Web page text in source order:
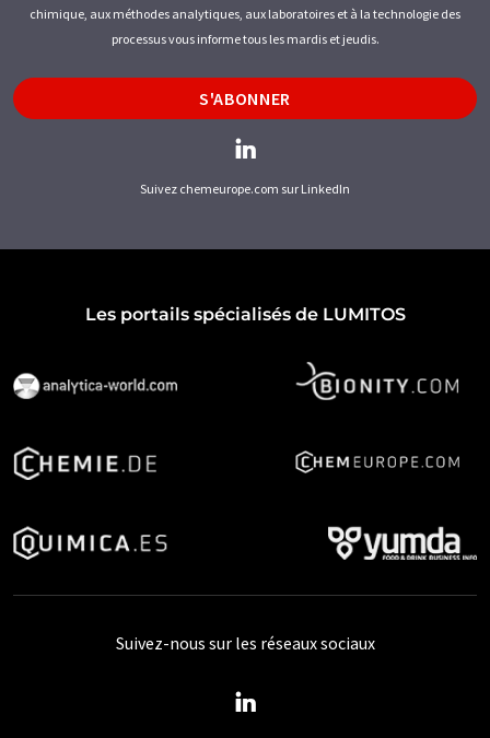
chimique, aux méthodes analytiques, aux laboratoires et à la technologie des
processus vous informe tous les mardis et jeudis.
S'ABONNER
Suivez chemeurope.com sur LinkedIn
Les portails spécialisés de LUMITOS
Suivez-nous sur les réseaux sociaux